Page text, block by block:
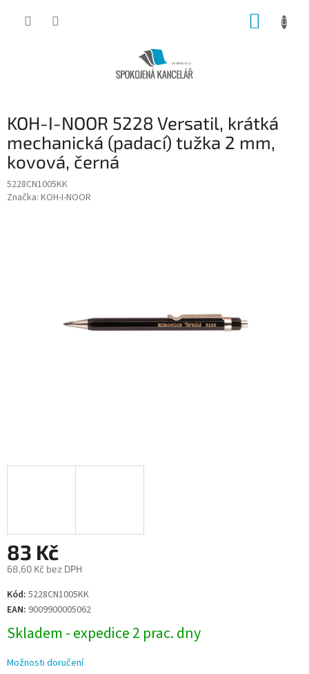
KOH-I-NOOR 5228 Versatil, krátká
mechanická (padací) tužka 2 mm,
kovová, černá
5228CN1005KK
Značka: KOH-I-NOOR
83 Kč
68,60 Kč bez DPH
Měrná
cena:
Kód: 5228CN1005KK
EAN: 9009900005062
Skladem - expedice 2 prac. dny
Možnosti doručení